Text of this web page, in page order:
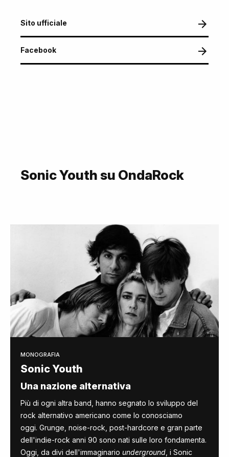
Sito ufficiale
Facebook
Sonic Youth su OndaRock
MONOGRAFIA
Sonic Youth
Una nazione alternativa
Più di ogni altra band, hanno segnato lo sviluppo del
rock alternativo americano come lo conosciamo
oggi. Grunge, noise-rock, post-hardcore e gran parte
dell'indie-rock anni 90 sono nati sulle loro fondamenta.
Oggi, da divi dell'immaginario underground , i Sonic